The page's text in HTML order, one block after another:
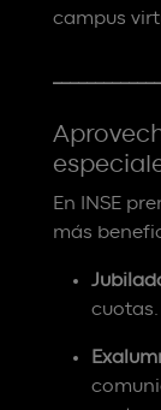
campus
En INSE
más
cuotas.